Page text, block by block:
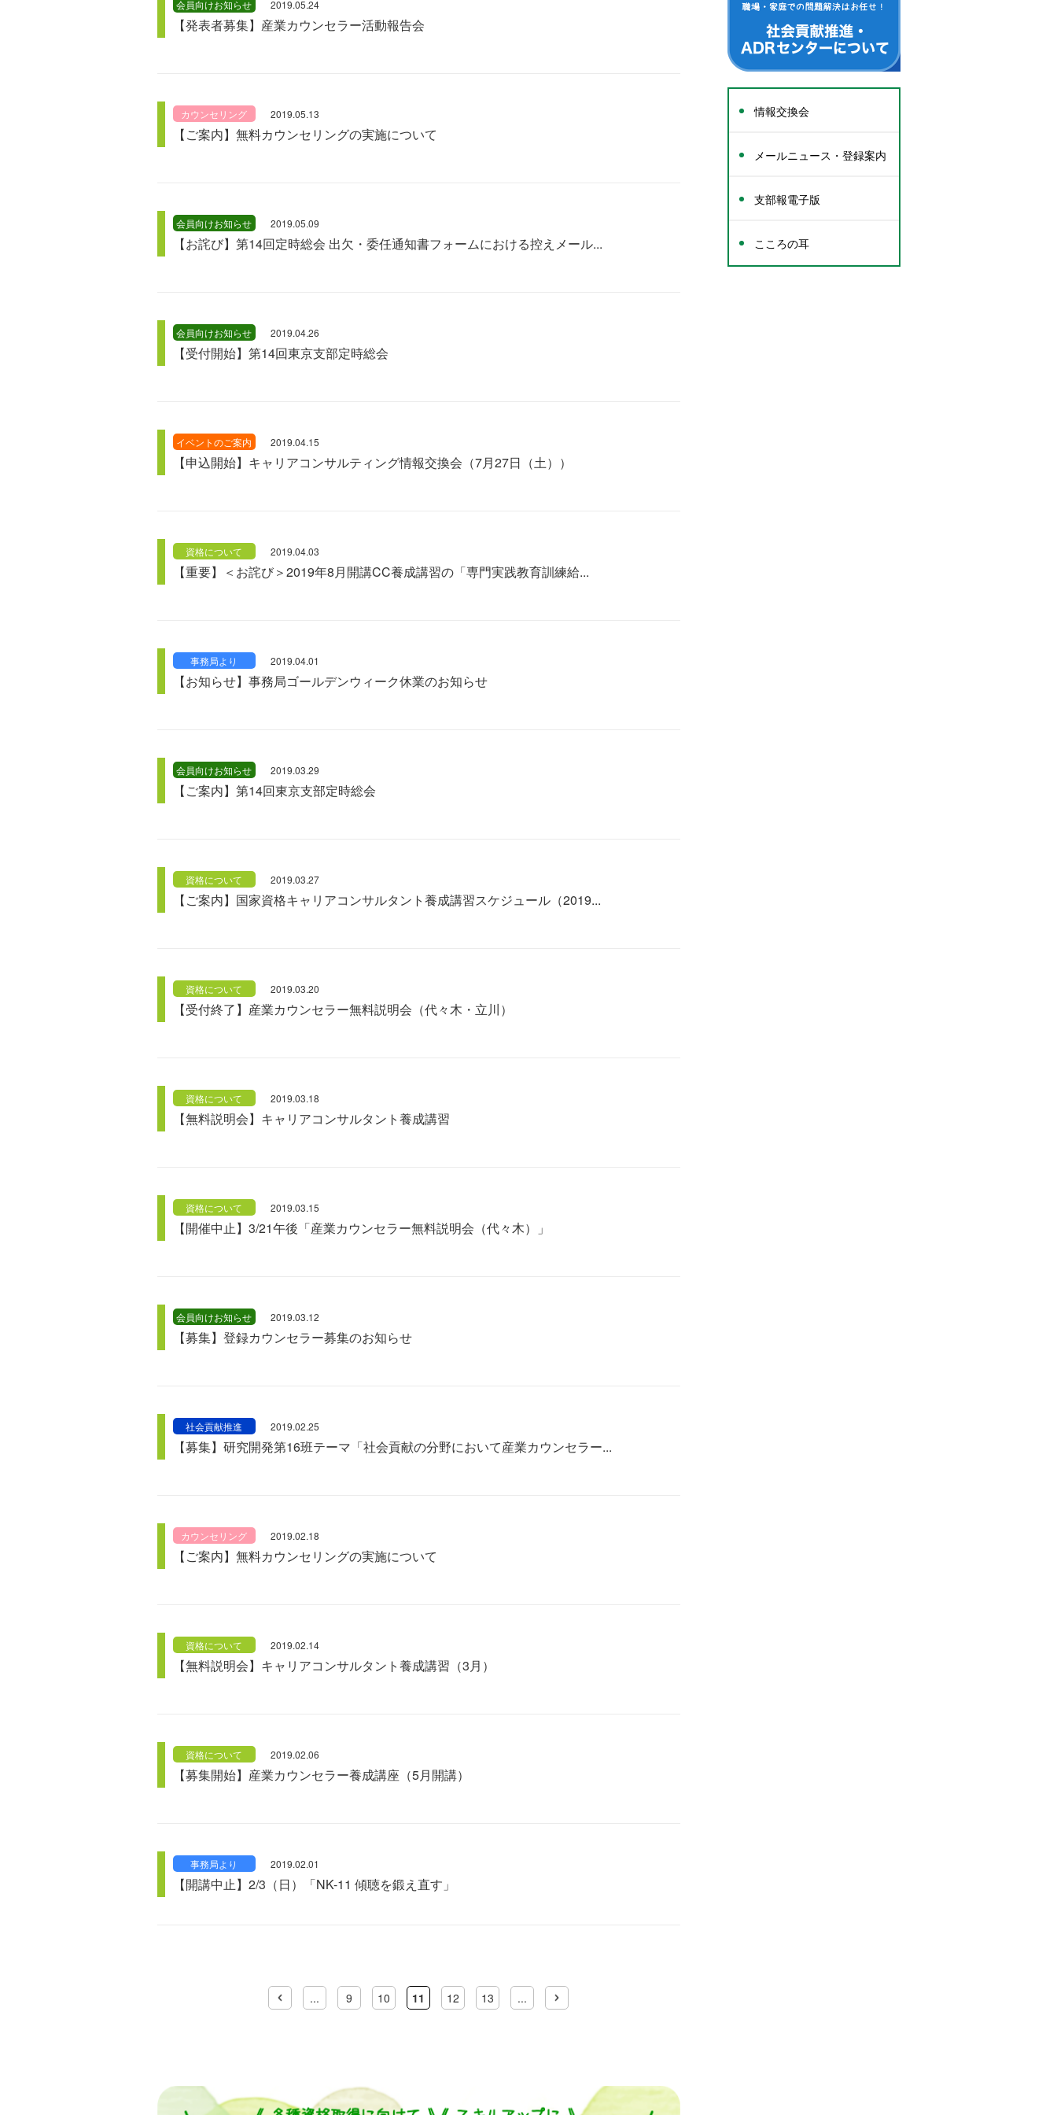
会員向けお知らせ 2019.05.24
【発表者募集】産業カウンセラー活動報告会
カウンセリング 2019.05.13
【ご案内】無料カウンセリングの実施について
会員向けお知らせ 2019.05.09
【お詫び】第14回定時総会 出欠・委任通知書フォームにおける控えメール...
会員向けお知らせ 2019.04.26
【受付開始】第14回東京支部定時総会
イベントのご案内 2019.04.15
【申込開始】キャリアコンサルティング情報交換会（7月27日（土））
資格について 2019.04.03
【重要】＜お詫び＞2019年8月開講CC養成講習の「専門実践教育訓練給...
事務局より 2019.04.01
【お知らせ】事務局ゴールデンウィーク休業のお知らせ
会員向けお知らせ 2019.03.29
【ご案内】第14回東京支部定時総会
資格について 2019.03.27
【ご案内】国家資格キャリアコンサルタント養成講習スケジュール（2019...
資格について 2019.03.20
【受付終了】産業カウンセラー無料説明会（代々木・立川）
資格について 2019.03.18
【無料説明会】キャリアコンサルタント養成講習
資格について 2019.03.15
【開催中止】3/21午後「産業カウンセラー無料説明会（代々木）」
会員向けお知らせ 2019.03.12
【募集】登録カウンセラー募集のお知らせ
社会貢献推進 2019.02.25
【募集】研究開発第16班テーマ「社会貢献の分野において産業カウンセラー...
カウンセリング 2019.02.18
【ご案内】無料カウンセリングの実施について
資格について 2019.02.14
【無料説明会】キャリアコンサルタント養成講習（3月）
資格について 2019.02.06
【募集開始】産業カウンセラー養成講座（5月開講）
事務局より 2019.02.01
【開講中止】2/3（日）「NK-11 傾聴を鍛え直す」
... 9 10 11 12 13 ...
情報交換会
メールニュース・登録案内
支部報電子版
こころの耳